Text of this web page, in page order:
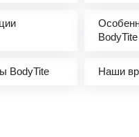
BodyTite
BodyTite Наши